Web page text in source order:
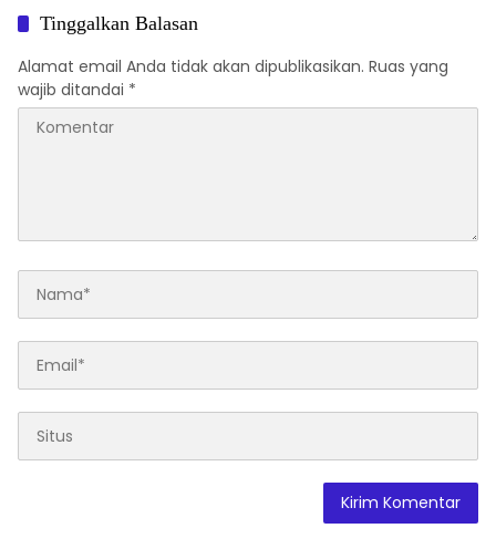
Tinggalkan Balasan
Alamat email Anda tidak akan dipublikasikan. Ruas yang
wajib ditandai *